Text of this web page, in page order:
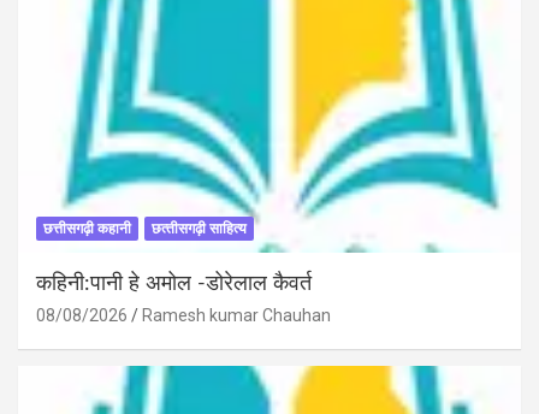
छत्तीसगढ़ी कहानी छत्‍तीसगढ़ी साहित्‍य
कहिनी:पानी हे अमोल -डोरेलाल कैवर्त
08/08/2026 Ramesh kumar Chauhan